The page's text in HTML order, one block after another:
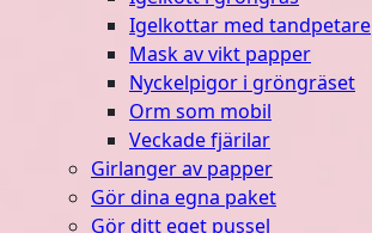
Igelkottar med tandpetare
Mask av vikt papper
Nyckelpigor i gröngräset
Orm som mobil
Veckade fjärilar
Girlanger av papper
Gör dina egna paket
Gör ditt eget pussel